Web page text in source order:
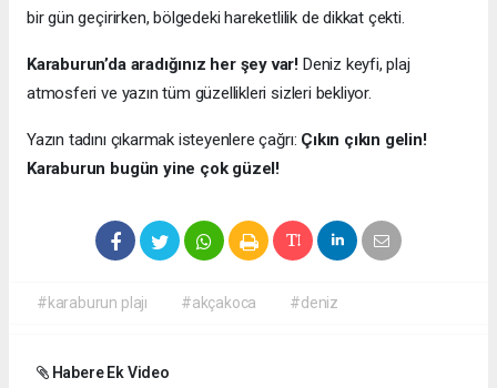
bir gün geçirirken, bölgedeki hareketlilik de dikkat çekti.
Karaburun’da aradığınız her şey var! Deniz keyfi, plaj
atmosferi ve yazın tüm güzellikleri sizleri bekliyor.
Yazın tadını çıkarmak isteyenlere çağrı: Çıkın çıkın gelin!
Karaburun bugün yine çok güzel!
#karaburun plajı #akçakoca #deniz
Habere Ek Video